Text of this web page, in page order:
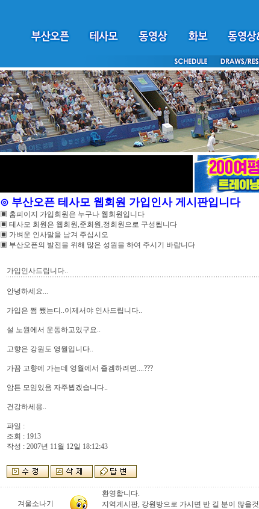
⊙ 부산오픈 테사모 웹회원 가입인사 게시판입니다
▣ 홈피이지 가입회원은 누구나 웹회원입니다
▣ 테사모 회원은 웹회원,준회원,정회원으로 구성됩니다
▣ 가벼운 인사말을 남겨 주십시오
▣ 부산오픈의 발전을 위해 많은 성원을 하여 주시기 바랍니다
가입인사드립니다..
안녕하세요...
가입은 쩜 됐는디..이제서야 인사드립니다..
설 노원에서 운동하고있구요..
고향은 강원도 영월입니다..
가끔 고향에 가는데 영월에서 즐겜하려면....???
암튼 모임있음 자주뵙겠습니다..
건강하세용..
파일 :
조회 : 1913
작성 : 2007년 11월 12일 18:12:43
겨울소나기
환영합니다.
지역게시판, 강원방으로 가시면 반 길 분이 많을것